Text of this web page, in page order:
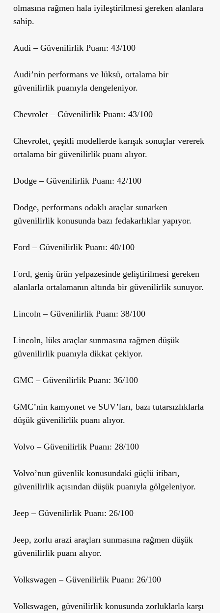
olmasına rağmen hala iyileştirilmesi gereken alanlara
sahip.
Audi – Güvenilirlik Puanı: 43/100
Audi’nin performans ve lüksü, ortalama bir
güvenilirlik puanıyla dengeleniyor.
Chevrolet– Güvenilirlik Puanı: 43/100
Chevrolet, çeşitli modellerde karışık sonuçlar vererek
ortalama bir güvenilirlik puanı alıyor.
Dodge– Güvenilirlik Puanı: 42/100
Dodge, performans odaklı araçlar sunarken
güvenilirlik konusunda bazı fedakarlıklar yapıyor.
Ford – Güvenilirlik Puanı: 40/100
Ford, geniş ürün yelpazesinde geliştirilmesi gereken
alanlarla ortalamanın altında bir güvenilirlik sunuyor.
Lincoln – Güvenilirlik Puanı: 38/100
Lincoln, lüks araçlar sunmasına rağmen düşük
güvenilirlik puanıyla dikkat çekiyor.
GMC – Güvenilirlik Puanı: 36/100
GMC’nin kamyonet ve SUV’ları, bazı tutarsızlıklarla
düşük güvenilirlik puanı alıyor.
Volvo– Güvenilirlik Puanı: 28/100
Volvo’nun güvenlik konusundaki güçlü itibarı,
güvenilirlik açısından düşük puanıyla gölgeleniyor.
Jeep– Güvenilirlik Puanı: 26/100
Jeep, zorlu arazi araçları sunmasına rağmen düşük
güvenilirlik puanı alıyor.
Volkswagen – Güvenilirlik Puanı: 26/100
Volkswagen, güvenilirlik konusunda zorluklarla karşı